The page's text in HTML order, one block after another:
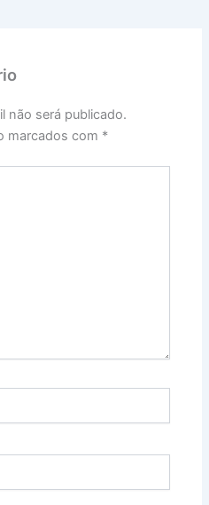
não será publicado.
marcados com *